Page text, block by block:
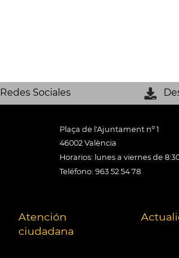
Redes Sociales
Plaça de l'Ajuntament nº 1
46002 València
Horarios: lunes a viernes de
Teléfono: 963 52 54 78
Atención
ciudadana